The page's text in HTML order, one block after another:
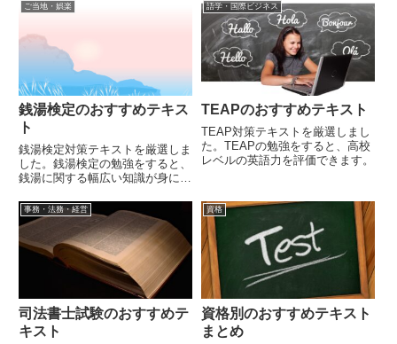
ご当地・娯楽
銭湯検定のおすすめテキス
ト
銭湯検定対策テキストを厳選しま
した。銭湯検定の勉強をすると、
銭湯に関する幅広い知識が身に着
語学・国際ビジネス
TEAPのおすすめテキスト
TEAP対策テキストを厳選しまし
た。TEAPの勉強をすると、高校
レベルの英語力を評価できます。
事務・法務・経営
司法書士試験のおすすめテ
キスト
資格
資格別のおすすめテキスト
まとめ